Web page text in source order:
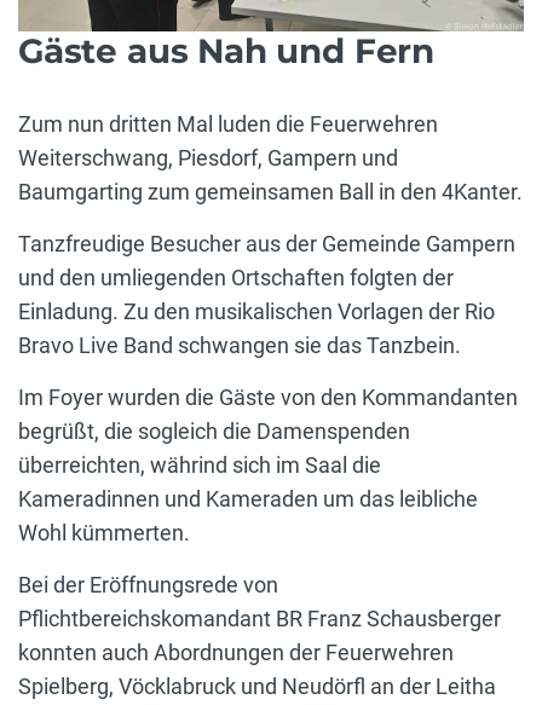
Gäste aus Nah und Fern
Zum nun dritten Mal luden die Feuerwehren
Weiterschwang, Piesdorf, Gampern und
Baumgarting zum gemeinsamen Ball in den 4Kanter.
Tanzfreudige Besucher aus der Gemeinde Gampern
und den umliegenden Ortschaften folgten der
Einladung. Zu den musikalischen Vorlagen der Rio
Bravo Live Band schwangen sie das Tanzbein.
Im Foyer wurden die Gäste von den Kommandanten
begrüßt, die sogleich die Damenspenden
überreichten, währind sich im Saal die
Kameradinnen und Kameraden um das leibliche
Wohl kümmerten.
Bei der Eröffnungsrede von
Pflichtbereichskomandant BR Franz Schausberger
konnten auch Abordnungen der Feuerwehren
Spielberg, Vöcklabruck und Neudörfl an der Leitha